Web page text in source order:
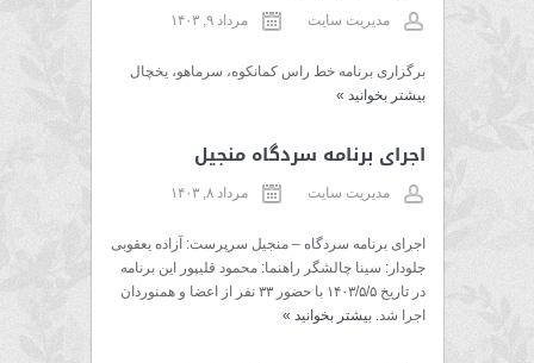
مدیریت سایت مرداد ۹, ۱۴۰۳
برگزاری برنامه خط راس کمانکوه، سرماهو، یخچال
بیشتر بخوانید »
اجرای برنامه سردگاه منجیل
مدیریت سایت مرداد ۸, ۱۴۰۳
اجرای برنامه سردگاه – منجیل سرپرست: آزاده یعقوبی
جلودار: سینا چالشگر راهنما: محمود قلیپور این برنامه
در تاریخ ۱۴۰۳/۵/۵ با حضور ۳۳ نفر از اعضا و همنوردان
اجرا شد.بیشتر بخوانید »